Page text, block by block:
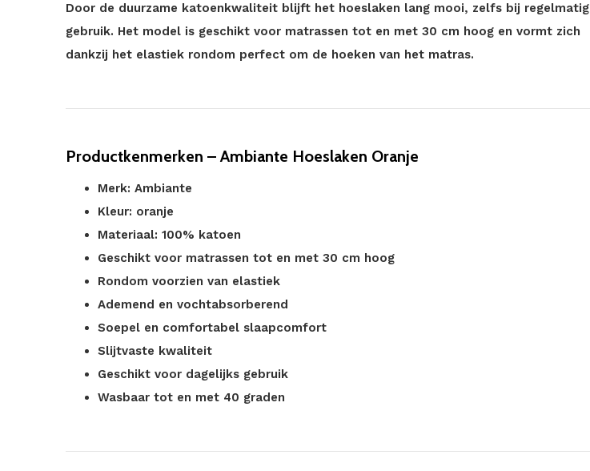
Door de duurzame katoenkwaliteit blijft het hoeslaken lang mooi, zelfs bij regelmatig
gebruik. Het model is geschikt voor matrassen tot en met 30 cm hoog en vormt zich
dankzij het elastiek rondom perfect om de hoeken van het matras.
Productkenmerken – Ambiante Hoeslaken Oranje
Merk: Ambiante
Kleur: oranje
Materiaal: 100% katoen
Geschikt voor matrassen tot en met 30 cm hoog
Rondom voorzien van elastiek
Ademend en vochtabsorberend
Soepel en comfortabel slaapcomfort
Slijtvaste kwaliteit
Geschikt voor dagelijks gebruik
Wasbaar tot en met 40 graden